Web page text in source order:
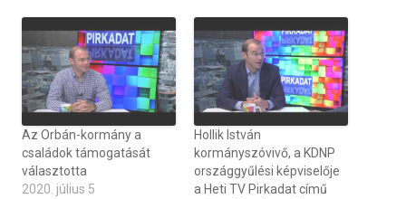
Az Orbán-kormány a
családok támogatását
választotta
2020. július 5
Hollik István
kormányszóvivő, a KDNP
országgyűlési képviselője
a Heti TV Pirkadat című